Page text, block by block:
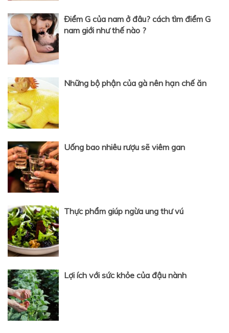
Điểm G của nam ở đâu? cách tìm điểm G
nam giới như thế nào ?
Những bộ phận của gà nên hạn chế ăn
Uống bao nhiêu rượu sẽ viêm gan
Thực phẩm giúp ngừa ung thư vú
Lợi ích với sức khỏe của đậu nành